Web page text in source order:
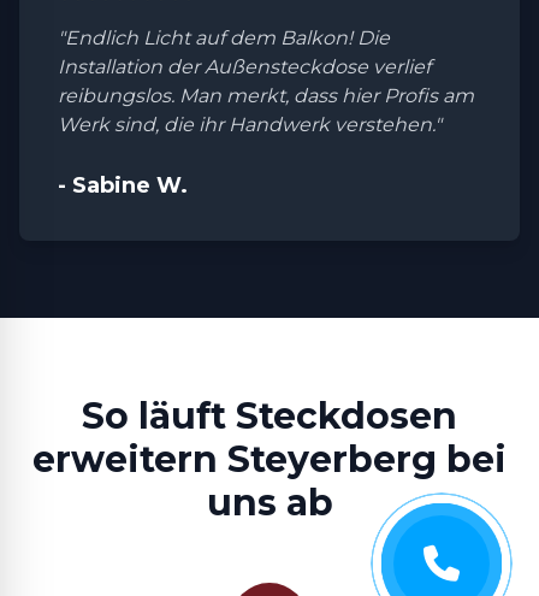
"Endlich Licht auf dem Balkon! Die
Installation der Außensteckdose verlief
reibungslos. Man merkt, dass hier Profis am
Werk sind, die ihr Handwerk verstehen."
- Sabine W.
So läuft Steckdosen
erweitern Steyerberg bei
uns ab